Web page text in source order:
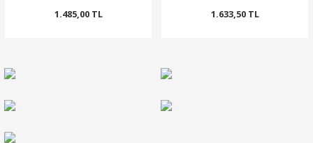
1.485,00 TL 1.633,50 TL